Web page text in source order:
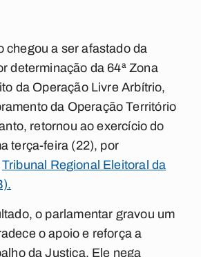
chegou a ser afastado da
determinação da 64ª Zona
da Operação Livre Arbítrio,
da Operação Território
retornou ao exercício do
terça-feira (22), por
Tribunal Regional Eleitoral da
o parlamentar gravou um
o apoio e reforça a
da Justiça. Ele nega